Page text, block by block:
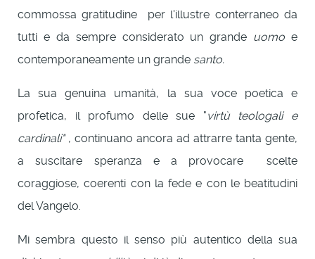
commossa gratitudine per l'illustre conterraneo da
tutti e da sempre considerato un grande uomo e
contemporaneamente un grande santo.
La sua genuina umanità, la sua voce poetica e
profetica, il profumo delle sue "virtù teologali e
cardinali", continuano ancora ad attrarre tanta gente,
a suscitare speranza e a provocare scelte
coraggiose, coerenti con la fede e con le beatitudini
del Vangelo.
Mi sembra questo il senso più autentico della sua